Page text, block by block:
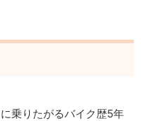
乗りたがるバイク歴5年